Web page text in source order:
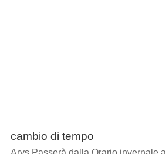
cambio di tempo